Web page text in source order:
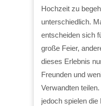
Hochzeit zu
unterschiedlich.
entscheiden sich
große Feier,
dieses Erlebnis
Freunden und
Verwandten
jedoch spielen die